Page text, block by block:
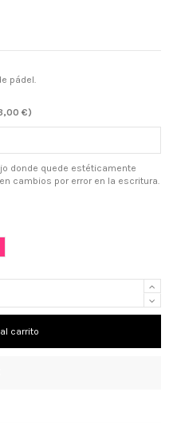
pádel.
€)
donde quede estéticamente
cambios por error en la escritura.
carrito